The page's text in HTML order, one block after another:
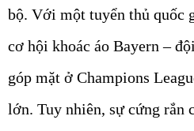
bộ. Với một tuyển thủ quốc
cơ hội khoác áo Bayern –
góp mặt ở Champions
lớn. Tuy nhiên, sự cứng rắn